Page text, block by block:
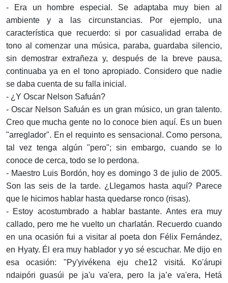
- Era un hombre especial. Se adaptaba muy bien al
ambiente y a las circunstancias. Por ejemplo, una
característica que recuerdo: si por casualidad erraba de
tono al comenzar una música, paraba, guardaba silencio,
sin demostrar extrañeza y, después de la breve pausa,
continuaba ya en el tono apropiado. Considero que nadie
se daba cuenta de su falla inicial.
- ¿Y Oscar Nelson Safuán?
- Oscar Nelson Safuán es un gran músico, un gran talento.
Creo que mucha gente no lo conoce bien aquí. Es un buen
"arreglador". En el requinto es sensacional. Como persona,
tal vez tenga algún "pero"; sin embargo, cuando se lo
conoce de cerca, todo se lo perdona.
- Maestro Luis Bordón, hoy es domingo 3 de julio de 2005.
Son las seis de la tarde. ¿Llegamos hasta aquí? Parece
que le hicimos hablar hasta quedarse ronco (risas).
- Estoy acostumbrado a hablar bastante. Antes era muy
callado, pero me he vuelto un charlatán. Recuerdo cuando
en una ocasión fui a visitar al poeta don Félix Fernández,
en Hyaty. Él era muy hablador y yo sé escuchar. Me dijo en
esa ocasión: "Py'yivékena eju che12 visitá. Ko'árupi
ndaipóri guasúi pe ja'u va'era, pero la ja’e va'era, Hetá